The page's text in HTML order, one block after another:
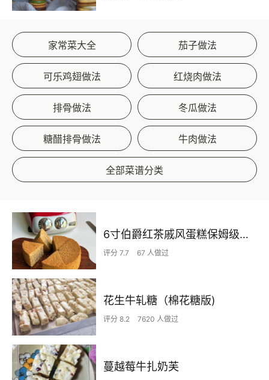
家常菜大全 茄子做法
可乐鸡翅做法 红烧肉做法
排骨做法 冬瓜做法
糖醋排骨做法 牛肉做法
全部菜谱分类
6寸伯爵红茶戚风蛋糕保姆级教程！
评分 7.7 67 人做过
花生牛轧糖（棉花糖版)
评分 8.2 7620 人做过
蔓越莓牛扎奶芙